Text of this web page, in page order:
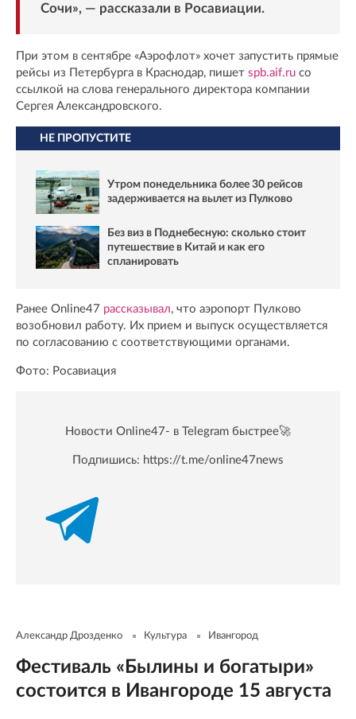
Сочи», — рассказали в Росавиации.
При этом в сентябре «Аэрофлот» хочет запустить прямые
рейсы из Петербурга в Краснодар, пишет spb.aif.ru со
ссылкой на слова генерального директора компании
Сергея Александровского.
НЕ ПРОПУСТИТЕ
Утром понедельника более 30 рейсов
задерживается на вылет из Пулково
Без виз в Поднебесную: сколько стоит
путешествие в Китай и как его
спланировать
Ранее Online47 рассказывал, что аэропорт Пулково
возобновил работу. Их прием и выпуск осуществляется
по согласованию с соответствующими органами.
Фото: Росавиация
Новости Online47- в Telegram быстрее🚀
Подпишись: https://t.me/online47news
Александр Дрозденко Культура Ивангород
Фестиваль «Былины и богатыри»
состоится в Ивангороде 15 августа